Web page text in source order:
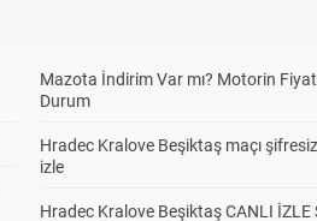
Mazota İndirim Var mı? Motorin
Durum
Hradec Kralove Beşiktaş maçı şifresiz
izle
Hradec Kralove Beşiktaş CANLI İZLE